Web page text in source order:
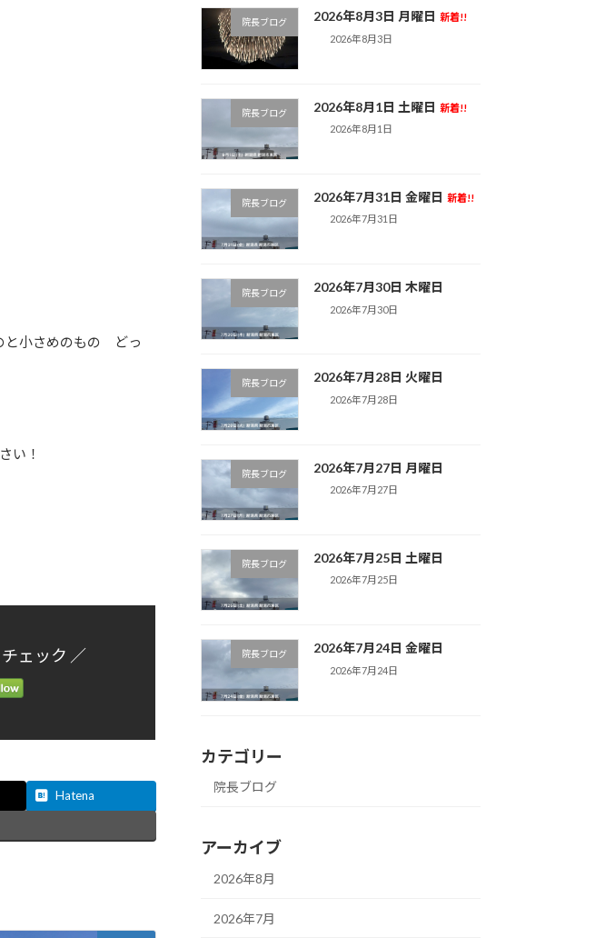
と小さめのもの どっ
い！
ェック ／
Hatena
院長ブログ 2026年8月3日 月曜日 新着!!
2026年8月3日
院長ブログ 2026年8月1日 土曜日 新着!!
2026年8月1日
院長ブログ 2026年7月31日 金曜日 新着!!
2026年7月31日
院長ブログ 2026年7月30日 木曜日
2026年7月30日
院長ブログ 2026年7月28日 火曜日
2026年7月28日
院長ブログ 2026年7月27日 月曜日
2026年7月27日
院長ブログ 2026年7月25日 土曜日
2026年7月25日
院長ブログ 2026年7月24日 金曜日
2026年7月24日
カテゴリー
院長ブログ
アーカイブ
2026年8月
2026年7月